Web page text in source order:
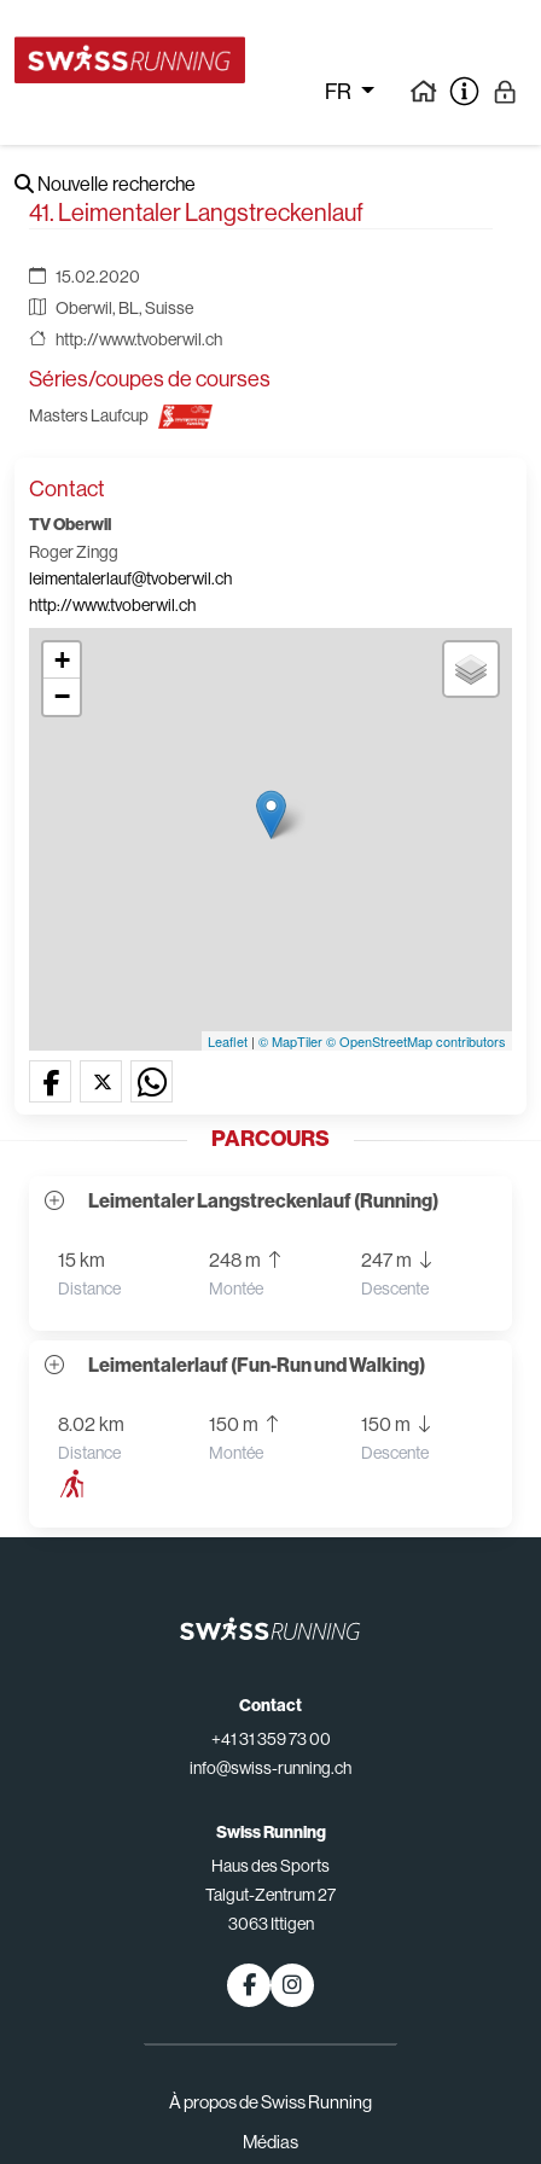
FR
Nouvelle recherche
41. Leimentaler Langstreckenlauf
15.02.2020
Oberwil, BL, Suisse
http://www.tvoberwil.ch
Séries/coupes de courses
Masters Laufcup
Contact
TV Oberwil
Roger Zingg
leimentalerlauf@tvoberwil.ch
http://www.tvoberwil.ch
+
−
Leaflet | © MapTiler© OpenStreetMap contributors
PARCOURS
Leimentaler Langstreckenlauf (Running)
15 km
Distance
248 m
Montée
247 m
Descente
Leimentalerlauf (Fun-Run und Walking)
8.02 km
Distance
150 m
Montée
150 m
Descente
À propos de Swiss Running
Médias
Contact
+41 31 359 73 00
info@swiss-running.ch
Swiss Running
Haus des Sports
Talgut-Zentrum 27
3063 Ittigen